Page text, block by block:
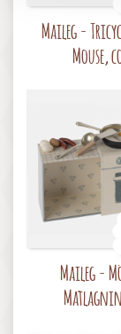
Maileg -
Mouse,
Maileg -